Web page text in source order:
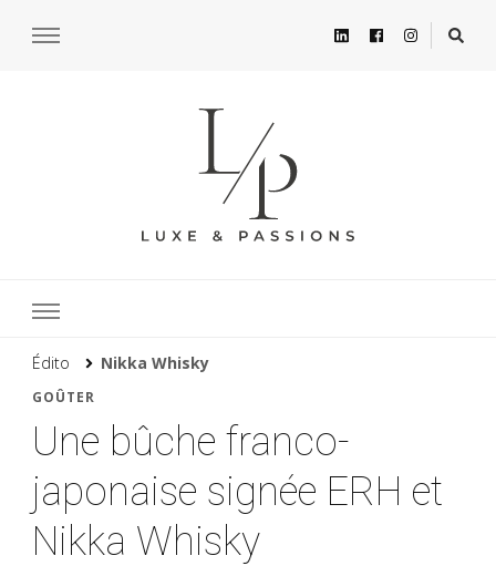
Édito Nikka Whisky
GOÛTER
Une bûche franco-
japonaise signée ERH et
Nikka Whisky